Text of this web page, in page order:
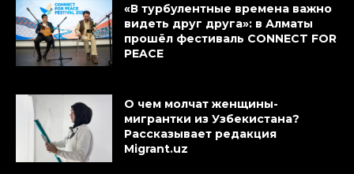
«В турбулентные времена важно
видеть друг друга»: в Алматы
прошёл фестиваль CONNECT FOR
PEACE
О чем молчат женщины-
мигрантки из Узбекистана?
Рассказывает редакция
Migrant.uz